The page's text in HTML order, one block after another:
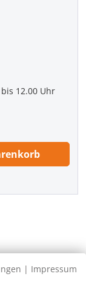
12.00 Uhr
| Impressum